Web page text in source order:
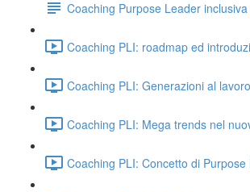
Coaching Purpose Leader
Coaching PLI: roadmap ed
Coaching PLI: Generazioni al
Coaching PLI: Mega trends nel
Coaching PLI: Concetto di